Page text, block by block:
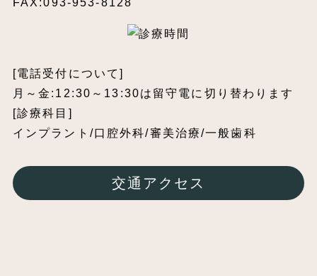
[電話受付について]
月～金:12:30～13:30は留守電に切り替わります
[診療科目]
インプラント/口腔外科/審美治療/一般歯科
交通アクセス